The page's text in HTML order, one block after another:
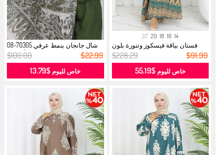
14
16
18
20
22
فستان بياقة فيسكوز وتنورة بلون
مائي...
$228.29 $91.99
خاص لليوم$55.19
شال جانجان بنمط عرقي 70305-08
أخضر ...
$100.00 $22.99
خاص لليوم $13.79